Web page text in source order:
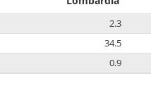
2.3
34.5
0.9